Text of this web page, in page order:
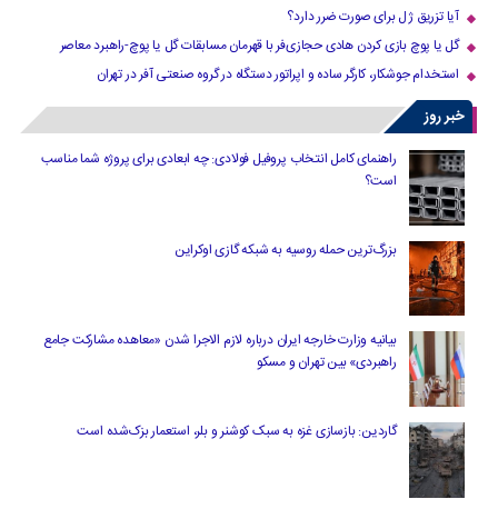
آیا تزریق ژل برای صورت ضرر دارد​؟
گل یا پوچ بازی کردن هادی حجازی‌فر با قهرمان مسابقات گل یا پوچ-راهبرد معاصر
استخدام جوشکار، کارگر ساده و اپراتور دستگاه در گروه صنعتی آفر در تهران
خبر روز
راهنمای کامل انتخاب پروفیل فولادی: چه ابعادی برای پروژه شما مناسب
است؟
بزرگ‌ترین حمله روسیه به شبکه گازی اوکراین
بیانیه وزارت خارجه ایران درباره لازم‌ الاجرا شدن «معاهده مشارکت جامع
راهبردی» بین تهران و مسکو
گاردین: بازسازی غزه به سبک کوشنر و بلر، استعمار بزک‌شده است